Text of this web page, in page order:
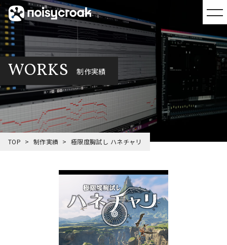
WORKS 制作実績
TOP 制作実績 極限度胸試し ハネチャリ